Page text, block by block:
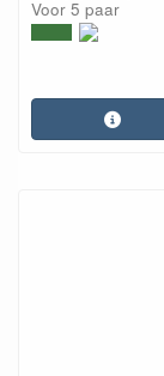
Voor 5 paar